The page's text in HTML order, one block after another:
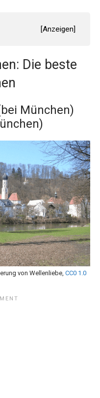
[Anzeigen]
Die beste
München)
von Wellenliebe, CC0 1.0